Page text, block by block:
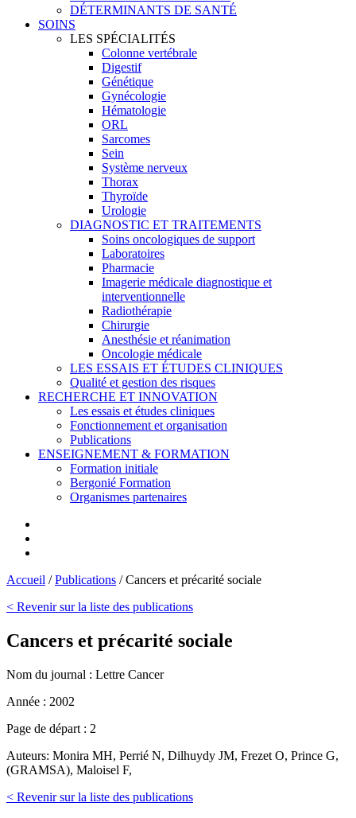
DÉTERMINANTS DE SANTÉ
SOINS
LES SPÉCIALITÉS
Colonne vertébrale
Digestif
Génétique
Gynécologie
Hématologie
ORL
Sarcomes
Sein
Système nerveux
Thorax
Thyroïde
Urologie
DIAGNOSTIC ET TRAITEMENTS
Soins oncologiques de support
Laboratoires
Pharmacie
Imagerie médicale diagnostique et
interventionnelle
Radiothérapie
Chirurgie
Anesthésie et réanimation
Oncologie médicale
LES ESSAIS ET ÉTUDES CLINIQUES
Qualité et gestion des risques
RECHERCHE ET INNOVATION
Les essais et études cliniques
Fonctionnement et organisation
Publications
ENSEIGNEMENT & FORMATION
Formation initiale
Bergonié Formation
Organismes partenaires
Accueil /Publications /Cancers et précarité sociale
< Revenir sur la liste des publications
Cancers et précarité sociale
Nom du journal : Lettre Cancer
Année : 2002
Page de départ : 2
Auteurs: Monira MH, Perrié N, Dilhuydy JM, Frezet O, Prince G,
(GRAMSA), Maloisel F,
< Revenir sur la liste des publications